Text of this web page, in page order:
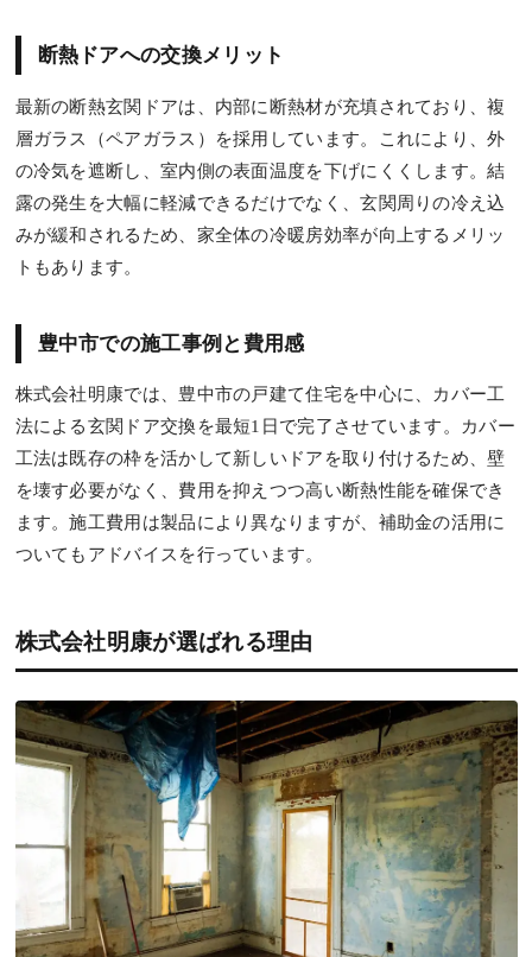
断熱ドアへの交換メリット
最新の断熱玄関ドアは、内部に断熱材が充填されており、複
層ガラス（ペアガラス）を採用しています。これにより、外
の冷気を遮断し、室内側の表面温度を下げにくくします。結
露の発生を大幅に軽減できるだけでなく、玄関周りの冷え込
みが緩和されるため、家全体の冷暖房効率が向上するメリッ
トもあります。
豊中市での施工事例と費用感
株式会社明康では、豊中市の戸建て住宅を中心に、カバー工
法による玄関ドア交換を最短1日で完了させています。カバー
工法は既存の枠を活かして新しいドアを取り付けるため、壁
を壊す必要がなく、費用を抑えつつ高い断熱性能を確保でき
ます。施工費用は製品により異なりますが、補助金の活用に
ついてもアドバイスを行っています。
株式会社明康が選ばれる理由